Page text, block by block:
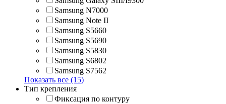
Samsung N7000
Samsung Note II
Samsung S5660
Samsung S5690
Samsung S5830
Samsung S6802
Samsung S7562
Показать все (15)
Тип крепления
Фиксация по контуру